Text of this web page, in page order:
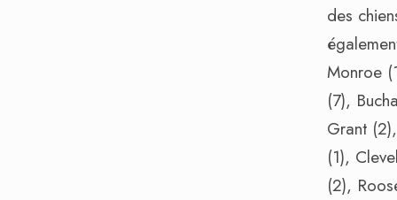
des
Monroe
(7),
Grant
(1),
(2),